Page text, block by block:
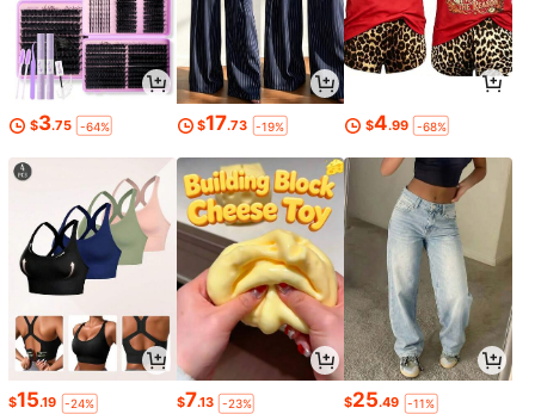
$3.75 -64% $17.73 -19% $4.99 -68%
$15.19 -24% $7.13 -23% $25.49 -11%